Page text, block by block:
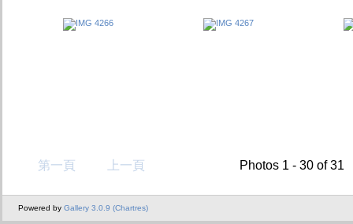
第一頁 上一頁 Photos 1 - 30 of 31
Powered by Gallery 3.0.9 (Chartres)